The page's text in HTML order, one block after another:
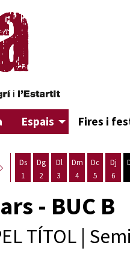
Espais Fires i
Ds
1
Dg
2
Dl
3
Dm
4
Dc
5
Dj
6
- BUC B
TÍTOL |